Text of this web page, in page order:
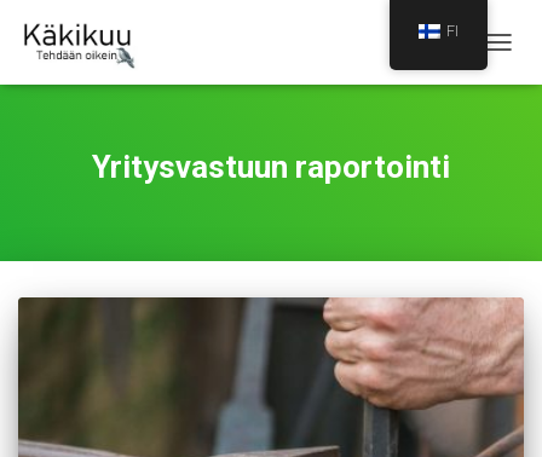
Yritysvastuun raportointi
FI